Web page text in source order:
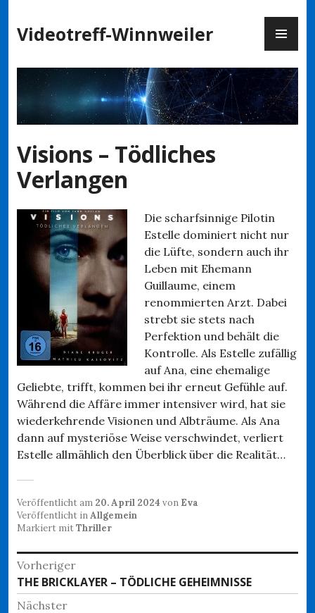
Inhalt
springen
Videotreff-Winnweiler
Visions – Tödliches
Verlangen
Die scharfsinnige Pilotin
Estelle dominiert nicht nur
die Lüfte, sondern auch ihr
Leben mit Ehemann
Guillaume, einem
renommierten Arzt. Dabei
strebt sie stets nach
Perfektion und behält die
Kontrolle. Als Estelle zufällig
auf Ana, eine ehemalige
Geliebte, trifft, kommen bei ihr erneut Gefühle auf.
Während die Affäre immer intensiver wird, hat sie
wiederkehrende Visionen und Albträume. Als Ana
dann auf mysteriöse Weise verschwindet, verliert
Estelle allmählich den Überblick über die Realität…
Veröffentlicht am 20. April 2024 von Eva
Veröffentlicht inAllgemein
Markiert mitThriller
Beitragsnavigation
Vorheriger
Vorheriger
Beitrag:
THE BRICKLAYER – TÖDLICHE GEHEIMNISSE
Nächster